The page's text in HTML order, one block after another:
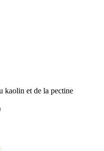
kaolin et de la pectine